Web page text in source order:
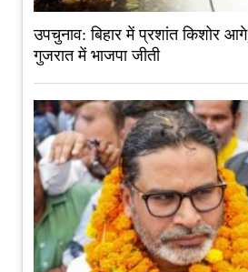
उपचुनाव: बिहार में प्रशांत किशोर
गुजरात में भाजपा जीती